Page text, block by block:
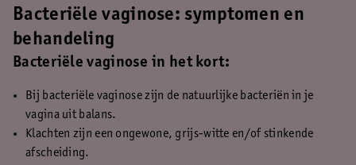
Bacteriële vaginose: symptomen en
behandeling
Bacteriële vaginose in het kort:
Bij bacteriële vaginose zijn de natuurlijke bacteriën in je
vagina uit balans.
Klachten zijn een ongewone, grijs-witte en/of stinkende
afscheiding.